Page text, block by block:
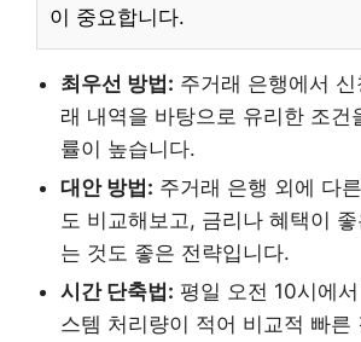
이 중요합니다.
최우선 방법: 주거래 은행에서
래 내역을 바탕으로 유리한 조건
률이 높습니다.
대안 방법: 주거래 은행 외에 다
도 비교해보고, 금리나 혜택이
는 것도 좋은 전략입니다.
시간 단축법: 평일 오전 10시에
스템 처리량이 적어 비교적 빠른